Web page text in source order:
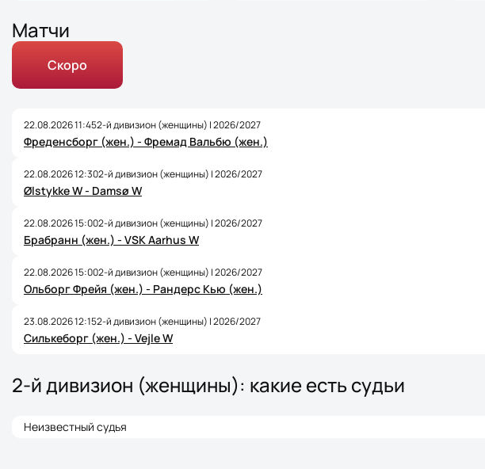
Матчи
Скоро
22.08.2026 11:452-й дивизион (женщины) | 2026/2027
Фреденсборг (жен.) - Фремад Вальбю (жен.)
22.08.2026 12:302-й дивизион (женщины) | 2026/2027
Ølstykke W - Damsø W
22.08.2026 15:002-й дивизион (женщины) | 2026/2027
Брабранн (жен.) - VSK Aarhus W
22.08.2026 15:002-й дивизион (женщины) | 2026/2027
Ольборг Фрейя (жен.) - Рандерс Кью (жен.)
23.08.2026 12:152-й дивизион (женщины) | 2026/2027
Силькеборг (жен.) - Vejle W
2-й дивизион (женщины): какие есть судьи
Неизвестный судья